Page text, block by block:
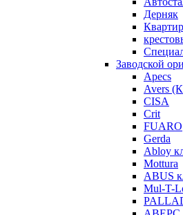
Дерняк
Заводской
Apecs
Avers
CISA
Crit
FUARO
Gerda
Abloy
Mottura
ABUS
Mul-T-